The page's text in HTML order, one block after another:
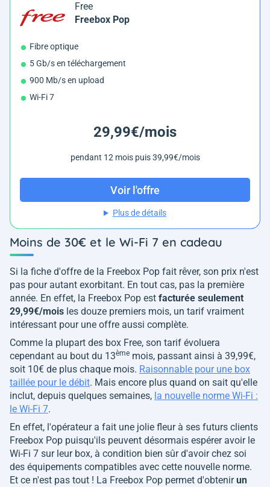
Free
Freebox Pop
Fibre optique
5 Gb/s en téléchargement
900 Mb/s en upload
Wi-Fi 7
29,99€/mois
pendant 12 mois puis 39,99€/mois
Voir l'offre
Plus de détails
Moins de 30€ et le Wi-Fi 7 en cadeau
Si la fiche d'offre de la Freebox Pop fait rêver, son prix n'est
pas pour autant exorbitant. En tout cas, pas la première
année. En effet, la Freebox Pop est facturée seulement
29,99€/mois les douze premiers mois, un tarif vraiment
intéressant pour une offre aussi complète.
Comme la plupart des box Free, son tarif évoluera
cependant au bout du 13ème mois, passant ainsi à 39,99€,
soit 10€ de plus chaque mois. Raisonnable pour une box
taillée pour le débit. Mais encore plus quand on sait qu'elle
inclut, depuis quelques semaines, la nouvelle norme Wi-Fi :
le Wi-Fi 7.
En effet, l'opérateur a fait une jolie fleur à ses futurs clients
Freebox Pop puisqu'ils peuvent désormais espérer avoir le
Wi-Fi 7 sur leur box, à condition bien sûr d'avoir chez soi
des équipements compatibles avec cette nouvelle norme.
Et ce n'est pas tout ! La Freebox Pop permet d'obtenirun